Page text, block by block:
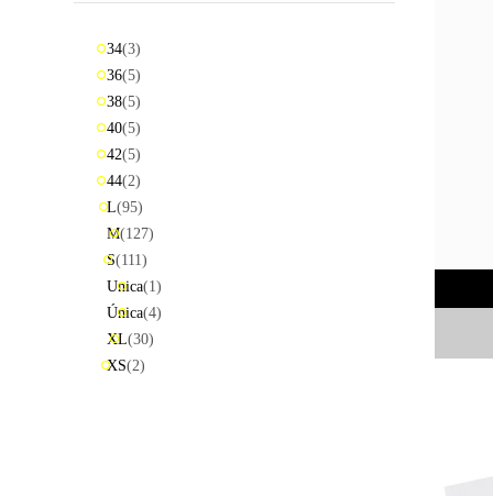
34(3)
36(5)
38(5)
40(5)
42(5)
44(2)
L(95)
M(127)
S(111)
Unica(1)
Única(4)
XL(30)
XS(2)
PERO
ASUSTA
MAMINGA